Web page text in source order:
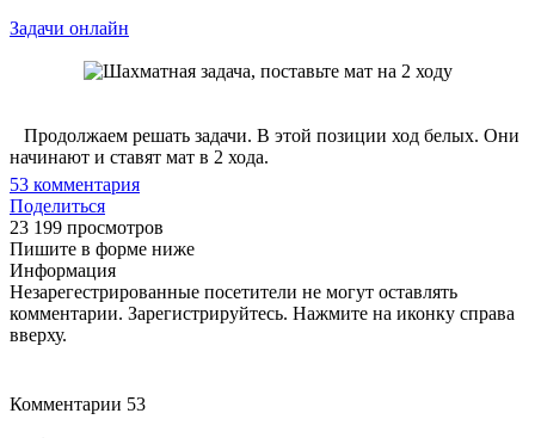
Задачи онлайн
Продолжаем решать задачи. В этой позиции ход белых. Они
начинают и ставят мат в 2 хода.
53 комментария
Поделиться
23 199 просмотров
Пишите в форме ниже
Информация
Незарегестрированные посетители не могут оставлять
комментарии. Зарегистрируйтесь. Нажмите на иконку справа
вверху.
Комментарии 53